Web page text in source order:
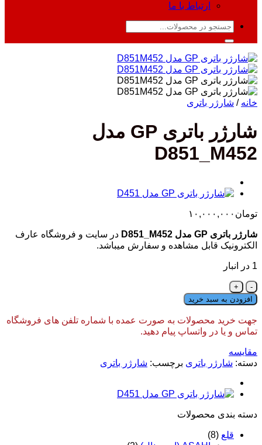
ارتباط با ما
جستجو
خانه / شارژر باتری
شارژر باتری GP مدل
D851_M452
تومان ۱۰,۰۰۰,۰۰۰
شارژر باتری GP مدل D851_M452
در سایت و فروشگاه عارف
الکترونیک قابل مشاهده و سفارش میباشد.
1 در انبار
شارژر
باتری
GP
مدل
D851_M452
عدد
افزودن به سبد خرید
جهت خرید محصولات به صورت عمده با شماره تلفن های فروشگاه
تماس و یا در واتساپ پیام دهید.
مقایسه
دسته: شارژر باتری برچسب: شارژر باتری
دسته‌ بندی محصولات
قلع (8)